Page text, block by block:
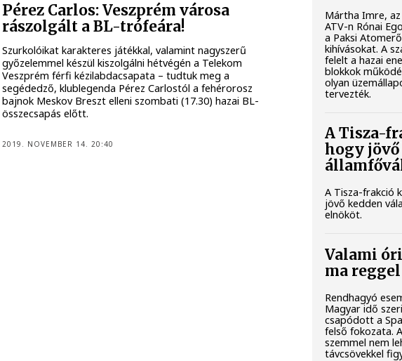
Pérez Carlos: Veszprém városa
rászolgált a BL-trófeára!
Szurkolóikat karakteres játékkal, valamint nagyszerű
győzelemmel készül kiszolgálni hétvégén a Telekom
Veszprém férfi kézilabdacsapata – tudtuk meg a
segédedző, klublegenda Pérez Carlostól a fehérorosz
bajnok Meskov Breszt elleni szombati (17.30) hazai BL-
összecsapás előtt.
2019. NOVEMBER 14. 20:40
Mártha Imre,
ATV-n Rónai
a Paksi
kihívásokat. A
felelt a hazai
blokkok
olyan
tervezték.
A Tisza-
hogy jövő
A Tisza-frakció
jövő kedden
elnököt.
Valami
ma reggel
Rendhagyó
Magyar idő
csapódott a
felső fokozata.
szemmel nem
távcsövekkel